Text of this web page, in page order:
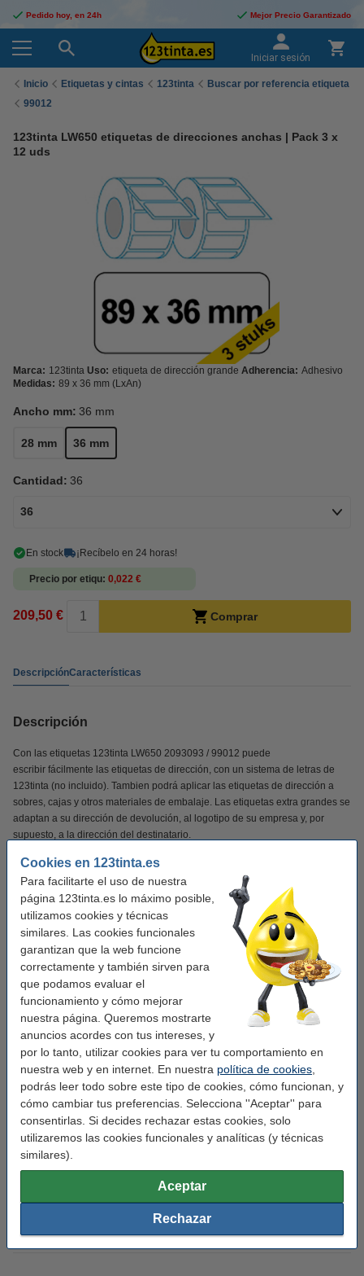
Cookies en 123tinta.es
Para facilitarte el uso de nuestra
página 123tinta.es lo máximo posible,
utilizamos cookies y técnicas
similares. Las cookies funcionales
garantizan que la web funcione
correctamente y también sirven para
que podamos evaluar el
funcionamiento y cómo mejorar
nuestra página. Queremos mostrarte
anuncios acordes con tus intereses, y
por lo tanto, utilizar cookies para ver tu comportamiento en
nuestra web y en internet. En nuestra política de cookies
podrás leer todo sobre este tipo de cookies, cómo funcionan, y
cómo cambiar tus preferencias. Selecciona ''Aceptar'' para
consentirlas. Si decides rechazar estas cookies, solo
utilizaremos las cookies funcionales y analíticas (y técnicas
similares).
Aceptar
Rechazar
Pedido hoy, en 24h Mejor Precio Garantizado
Iniciar sesión
Inicio Etiquetas y cintas 123tinta
Buscar por referencia etiqueta
99012
123tinta LW650 etiquetas de direcciones anchas | Pack 3 x
12 uds
Marca: 123tinta Uso: etiqueta de dirección grande Adherencia: Adhesivo
Medidas: 89 x 36 mm (LxAn)
Ancho mm: 36 mm
28 mm 36 mm
Cantidad: 36
36
En stock ¡Recíbelo en 24 horas!
Precio por etiqu 0,022 €
209,50 € Comprar
DescripciónCaracterísticas
Descripción
Con las etiquetas 123tinta LW650 2093093 / 99012 puede
escribir fácilmente las etiquetas de dirección, con un sistema de letras de
123tinta (no incluido). Tambien podrá aplicar las etiquetas de dirección a
sobres, cajas y otros materiales de embalaje. Las etiquetas extra grandes se
adaptan a su dirección de devolución, al logotipo de su empresa y, por
supuesto, a la dirección del destinatario.
Estas etiquetas son adhesivas permanentemente y fáciles de quitar antes de
su uso.
En este paquete económico encontrará 12 rollos S0722400 / 99012 (extra
ancho).
Verás la diferencia en tu cartera!!!!
Este producto marca 123tinta incluye garantía del 100%. 1-2-3 ¡sin preocupaciones!
Características
Marca: 123tinta
Uso: etiqueta de dirección grande
Adherencia: Adhesivo
36 x 260
2093093